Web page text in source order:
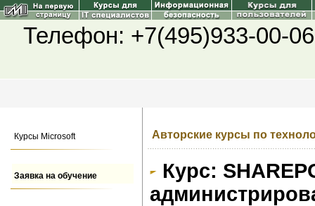
Телефон: +7(495)933-00-
Курсы Microsoft
Заявка на обучение
Авторские курсы по
Курс: